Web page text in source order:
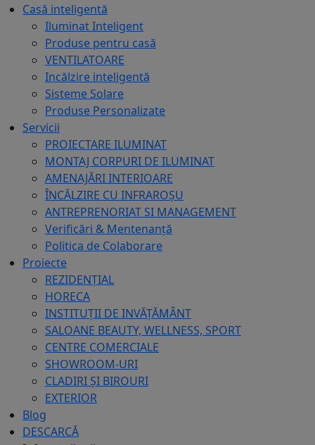
Casă inteligentă
Iluminat Inteligent
Produse pentru casă
VENTILATOARE
Incălzire inteligentă
Sisteme Solare
Produse Personalizate
Servicii
PROIECTARE ILUMINAT
MONTAJ CORPURI DE ILUMINAT
AMENAJĂRI INTERIOARE
ÎNCĂLZIRE CU INFRAROȘU
ANTREPRENORIAT SI MANAGEMENT
Verificări & Mentenanță
Politica de Colaborare
Proiecte
REZIDENȚIAL
HORECA
INSTITUȚII DE INVĂȚĂMÂNT
SALOANE BEAUTY, WELLNESS, SPORT
CENTRE COMERCIALE
SHOWROOM-URI
CLADIRI ȘI BIROURI
EXTERIOR
Blog
DESCARCĂ